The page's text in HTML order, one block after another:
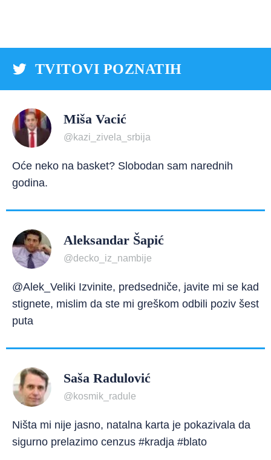
TVITOVI POZNATIH
Miša Vacić
@kazi_zivela_srbija
Oće neko na basket? Slobodan sam narednih
godina.
Aleksandar Šapić
@decko_iz_nambije
@Alek_Veliki Izvinite, predsedniče, javite mi se kad
stignete, mislim da ste mi greškom odbili poziv šest
puta
Saša Radulović
@kosmik_radule
Ništa mi nije jasno, natalna karta je pokazivala da
sigurno prelazimo cenzus #kradja #blato